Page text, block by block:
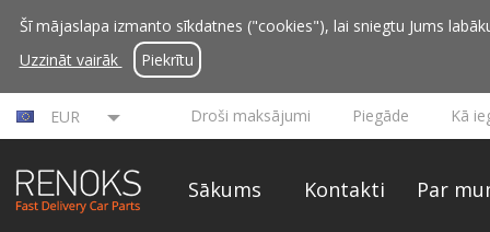
Šī mājaslapa izmanto sīkdatnes ("cookies"), lai sniegtu Jums
Uzzināt vairāk
Piekrītu
EUR Droši maksājumi Piegāde Kā
Sākums Kontakti Par